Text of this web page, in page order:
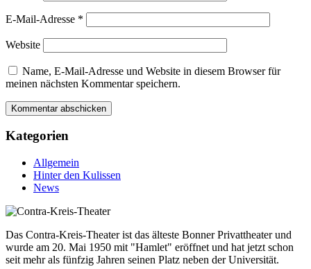
E-Mail-Adresse *
Website
Name, E-Mail-Adresse und Website in diesem Browser für
meinen nächsten Kommentar speichern.
Kategorien
Allgemein
Hinter den Kulissen
News
Das Contra-Kreis-Theater ist das älteste Bonner Privattheater und
wurde am 20. Mai 1950 mit "Hamlet" eröffnet und hat jetzt schon
seit mehr als fünfzig Jahren seinen Platz neben der Universität.